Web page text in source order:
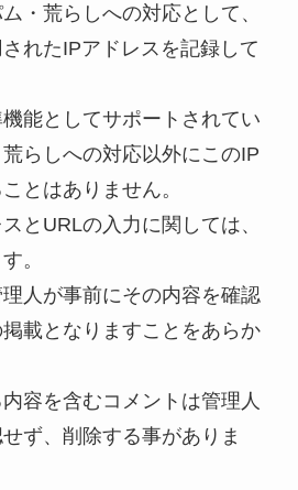
・荒らしへの対応として、
れたIPアドレスを記録して
能としてサポートされてい
らしへの対応以外にこのIP
とはありません。
とURLの入力に関しては、
。
人が事前にその内容を確認
載となりますことをあらか
容を含むコメントは管理人
ず、削除する事がありま